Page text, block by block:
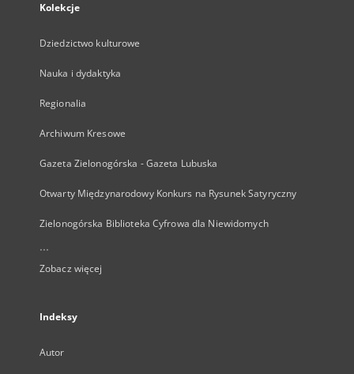
Kolekcje
Dziedzictwo kulturowe
Nauka i dydaktyka
Regionalia
Archiwum Kresowe
Gazeta Zielonogórska - Gazeta Lubuska
Otwarty Międzynarodowy Konkurs na Rysunek Satyryczny
Zielonogórska Biblioteka Cyfrowa dla Niewidomych
...
Zobacz więcej
Indeksy
Autor